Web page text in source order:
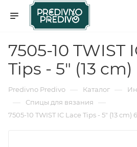
7505-10 TWIST
Tips - 5" (13
Predivno Predivo — Каталог —
— Спицы для вязания —
7505-10 TWIST IC Lace Tips - 5" (13 cm)